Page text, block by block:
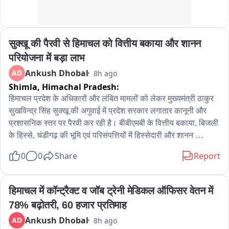
सुक्खू की पैरवी से हिमाचल को वित्तीय बकाया और शानन
परियोजना में बड़ा लाभ
AD Ankush Dhobal 8h ago
Shimla, Himachal Pradesh:
हिमाचल प्रदेश के अधिकारों और लंबित मामलों को लेकर मुख्यमंत्री ठाकुर
सुखविन्द्र सिंह सुक्खू की अगुवाई में प्रदेश सरकार लगातार कानूनी और
प्रशासनिक स्तर पर पैरवी कर रही है। बीबीएमबी के वित्तीय बकाया, बिजली
के हिस्से, चंडीगढ़ की भूमि एवं परिसंपत्तियों में हिस्सेदारी और शानन
है।
मुख्यमंत्री ठाकुर सुखविन्द्र सिंह सुक्खू विभिन्न मंचों पर भाखड़ा ब्यास
प्रबंधन बोर्ड (बीबीएमबी) से हिमाचल के करीब 4,200 करोड़ रुपये के
वित्तीय बकाया और 13,066 मिलियन यूनिट बिजली के राज्य के अधिकार
की मजबूती से पैरवी कर रहे हैं। करीब 15 वर्ष पहले हिमाचल प्रदेश के पक्ष
0 0 Share Report
हिमाचल में कॉन्ट्रैक्ट व जॉब ट्रेनी मेडिकल ऑफिसर वेतन में
78% बढ़ोतरी, 60 हजार प्रतिमाह
AD Ankush Dhobal 8h ago